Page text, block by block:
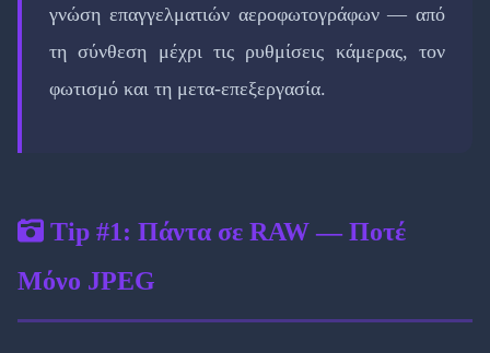
γνώση επαγγελματιών αεροφωτογράφων — από
τη σύνθεση μέχρι τις ρυθμίσεις κάμερας, τον
φωτισμό και τη μετα-επεξεργασία.
Tip #1: Πάντα σε RAW — Ποτέ
Μόνο JPEG